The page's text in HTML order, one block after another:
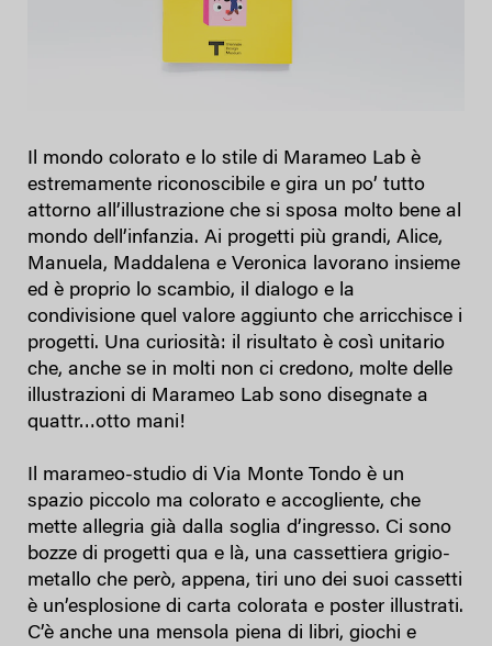
Il mondo colorato e lo stile di Marameo Lab è
estremamente riconoscibile e gira un po’ tutto
attorno all’illustrazione che si sposa molto bene al
mondo dell’infanzia. Ai progetti più grandi, Alice,
Manuela, Maddalena e Veronica lavorano insieme
ed è proprio lo scambio, il dialogo e la
condivisione quel valore aggiunto che arricchisce i
progetti. Una curiosità: il risultato è così unitario
che, anche se in molti non ci credono, molte delle
illustrazioni di Marameo Lab sono disegnate a
quattr…otto mani!
Il marameo-studio di Via Monte Tondo è un
spazio piccolo ma colorato e accogliente, che
mette allegria già dalla soglia d’ingresso. Ci sono
bozze di progetti qua e là, una cassettiera grigio-
metallo che però, appena, tiri uno dei suoi cassetti
è un’esplosione di carta colorata e poster illustrati.
C’è anche una mensola piena di libri, giochi e